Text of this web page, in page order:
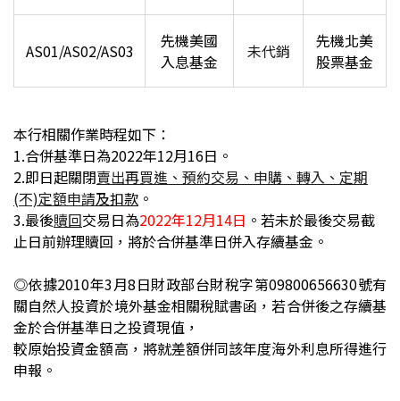
AS01/AS02/AS03
先機美國
入息基金
未代銷
先機北美
股票基金
本行相關作業時程如下：
1.合併基準日為2022年12月16日。
2.即日起關閉賣出再買進 、預約交易、申購、轉入、定期
(不)定額申請及扣款 。
3.最後贖回交易日為2022年12月14日 。 若未於最後交易截
止日前辦理贖回，將於合併基準日併入存續基金。
◎依據2010年3月8日財政部台財稅字第09800656630號有
關自然人投資於境外基金相關稅賦書函，若合併後之存續基
金於合併基準日之投資現值，
較原始投資金額高，將就差額併同該年度海外利息所得進行
申報。